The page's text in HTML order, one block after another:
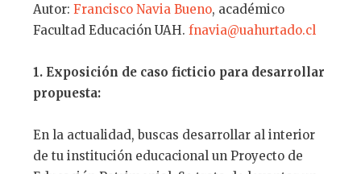
Autor: Francisco Navia Bueno, académico
Facultad Educación UAH. fnavia@uahurtado.cl
1. Exposición de caso ficticio para desarrollar
propuesta:
En la actualidad, buscas desarrollar al interior
de tu institución educacional un Proyecto de